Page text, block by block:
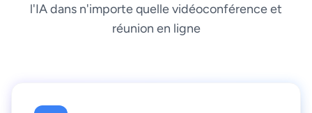
l'IA dans n'importe quelle vidéoconférence et
réunion en ligne